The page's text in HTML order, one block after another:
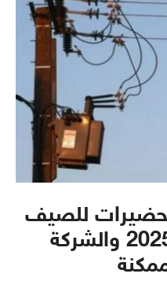
للصيف
انطلقت منذ أكتوبر 2025 والشركة